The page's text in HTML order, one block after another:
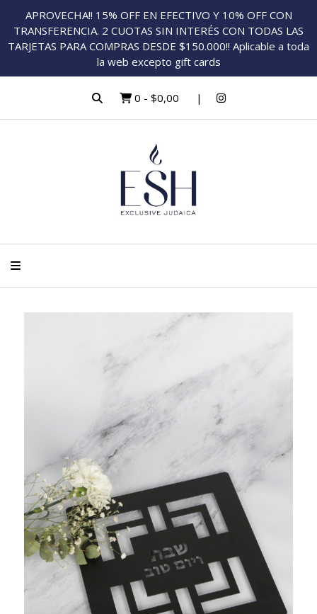
APROVECHA!! 15% OFF EN EFECTIVO Y 10% OFF CON
TRANSFERENCIA. 2 CUOTAS SIN INTERÉS CON TODAS LAS
TARJETAS PARA COMPRAS DESDE $150.000!! Aplicable a toda
la web excepto gift cards
0 - $0,00